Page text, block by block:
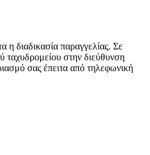
η διαδικασία παραγγελίας. Σε
ταχυδρομείου στην διεύθυνση
σας έπειτα από τηλεφωνική